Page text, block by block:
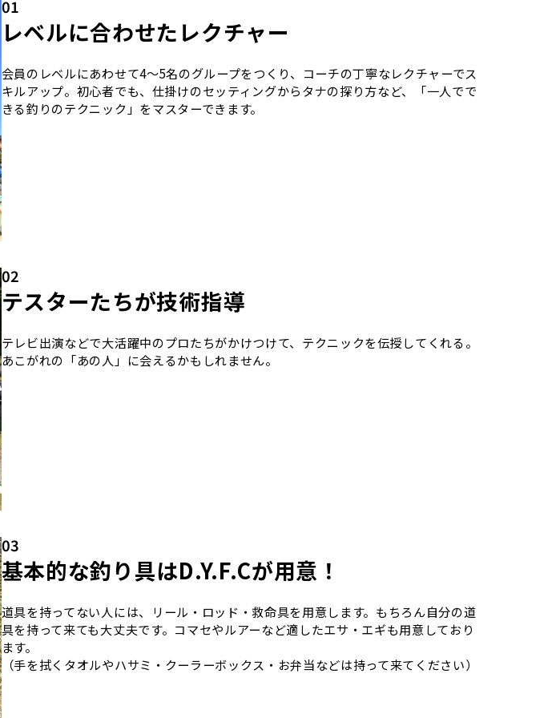
01
レベルに合わせたレクチャー
会員のレベルにあわせて4～5名のグループをつくり、コーチの丁寧なレクチャーでス
キルアップ。初心者でも、仕掛けのセッティングからタナの探り方など、「一人でで
きる釣りのテクニック」をマスターできます。
02
テスターたちが技術指導
テレビ出演などで大活躍中のプロたちがかけつけて、テクニックを伝授してくれる。
あこがれの「あの人」に会えるかもしれません。
03
基本的な釣り具はD.Y.F.Cが用意！
道具を持ってない人には、リール・ロッド・救命具を用意します。もちろん自分の道
具を持って来ても大丈夫です。コマセやルアーなど適したエサ・エギも用意しており
ます。
（手を拭くタオルやハサミ・クーラーボックス・お弁当などは持って来てください）